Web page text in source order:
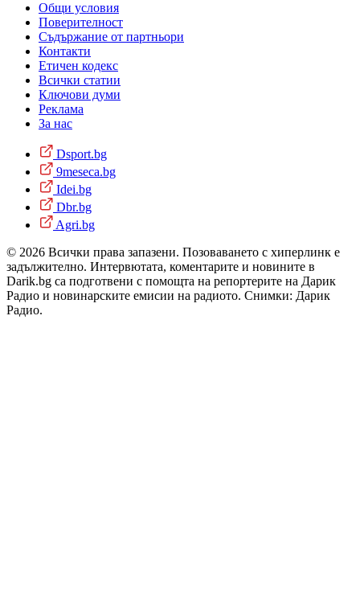
Общи условия
Поверителност
Съдържание от партньори
Контакти
Етичен кодекс
Всички статии
Ключови думи
Реклама
За нас
Dsport.bg
9meseca.bg
Idei.bg
Dbr.bg
Agri.bg
© 2026 Всички права запазени. Позоваването с хиперлинк е
задължително. Интервютата, коментарите и новините в
Darik.bg са подготвени с помощта на репортерите на Дарик
Радио и новинарските емисии на радиото. Снимки: Дарик
Радио.